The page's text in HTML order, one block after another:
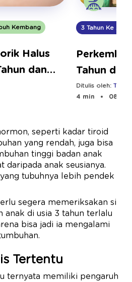
Kembang
Halus
dan
3 Tahun Ke Atas
Tahun dan
Ditulis oleh: Tim
4 min
08
seperti kadar tiroid
yang rendah, juga bisa
tinggi badan anak
daripada anak seusianya.
tubuhnya lebih pendek
segera memeriksakan si
anak di usia 3 tahun terlalu
bisa jadi ia mengalami
Tertentu
ternyata memiliki pengaruh